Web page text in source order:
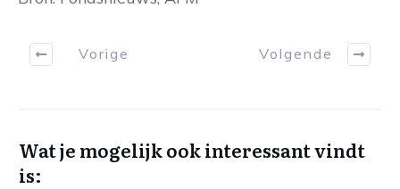
Vorige Volgende
Wat je mogelijk ook interessant vindt
is: